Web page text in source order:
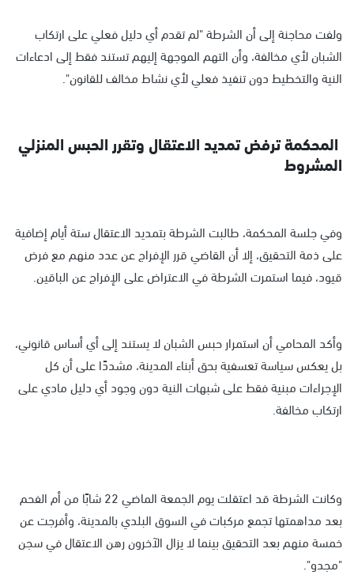
ولفت محاجنة إلى أن الشرطة "لم تقدم أي دليل فعلي على ارتكاب
الشبان لأي مخالفة، وأن التهم الموجهة إليهم تستند فقط إلى ادعاءات
النية والتخطيط دون تنفيذ فعلي لأي نشاط مخالف للقانون".
المحكمة ترفض تمديد الاعتقال وتقرر الحبس المنزلي
المشروط
وفي جلسة المحكمة، طالبت الشرطة بتمديد الاعتقال ستة أيام إضافية
على ذمة التحقيق، إلا أن القاضي قرر الإفراج عن عدد منهم مع فرض
قيود، فيما استمرت الشرطة في الاعتراض على الإفراج عن الباقين.
وأكد المحامي أن استمرار حبس الشبان لا يستند إلى أي أساس قانوني،
بل يعكس سياسة تعسفية بحق أبناء المدينة، مشددًا على أن كل
الإجراءات مبنية فقط على شبهات النية دون وجود أي دليل مادي على
ارتكاب مخالفة.
وكانت الشرطة قد اعتقلت يوم الجمعة الماضي 22 شابًا من أم الفحم
بعد مداهمتها تجمع مركبات في السوق البلدي بالمدينة، وأفرجت عن
خمسة منهم بعد التحقيق بينما لا يزال الآخرون رهن الاعتقال في سجن
"مجدو".